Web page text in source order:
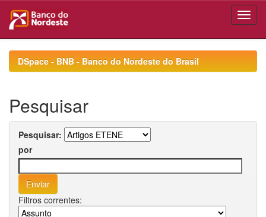
navigationDSpace - BNB - Banco do Nordeste do Brasil
Pesquisar
Pesquisar:
por
Filtros correntes: